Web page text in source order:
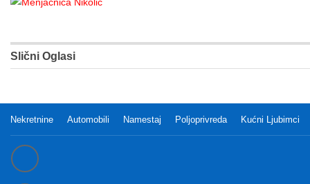
Slični Oglasi
Nekretnine Automobili Namestaj Poljoprivreda Kućni Ljubimci